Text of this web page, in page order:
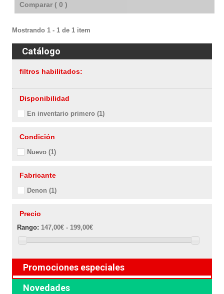
Comparar ( 0 )
Mostrando 1 - 1 de 1 item
Catálogo
filtros habilitados:
Disponibilidad
En inventario primero (1)
Condición
Nuevo (1)
Fabricante
Denon (1)
Precio
Rango: 147,00€ - 199,00€
Promociones especiales
Novedades